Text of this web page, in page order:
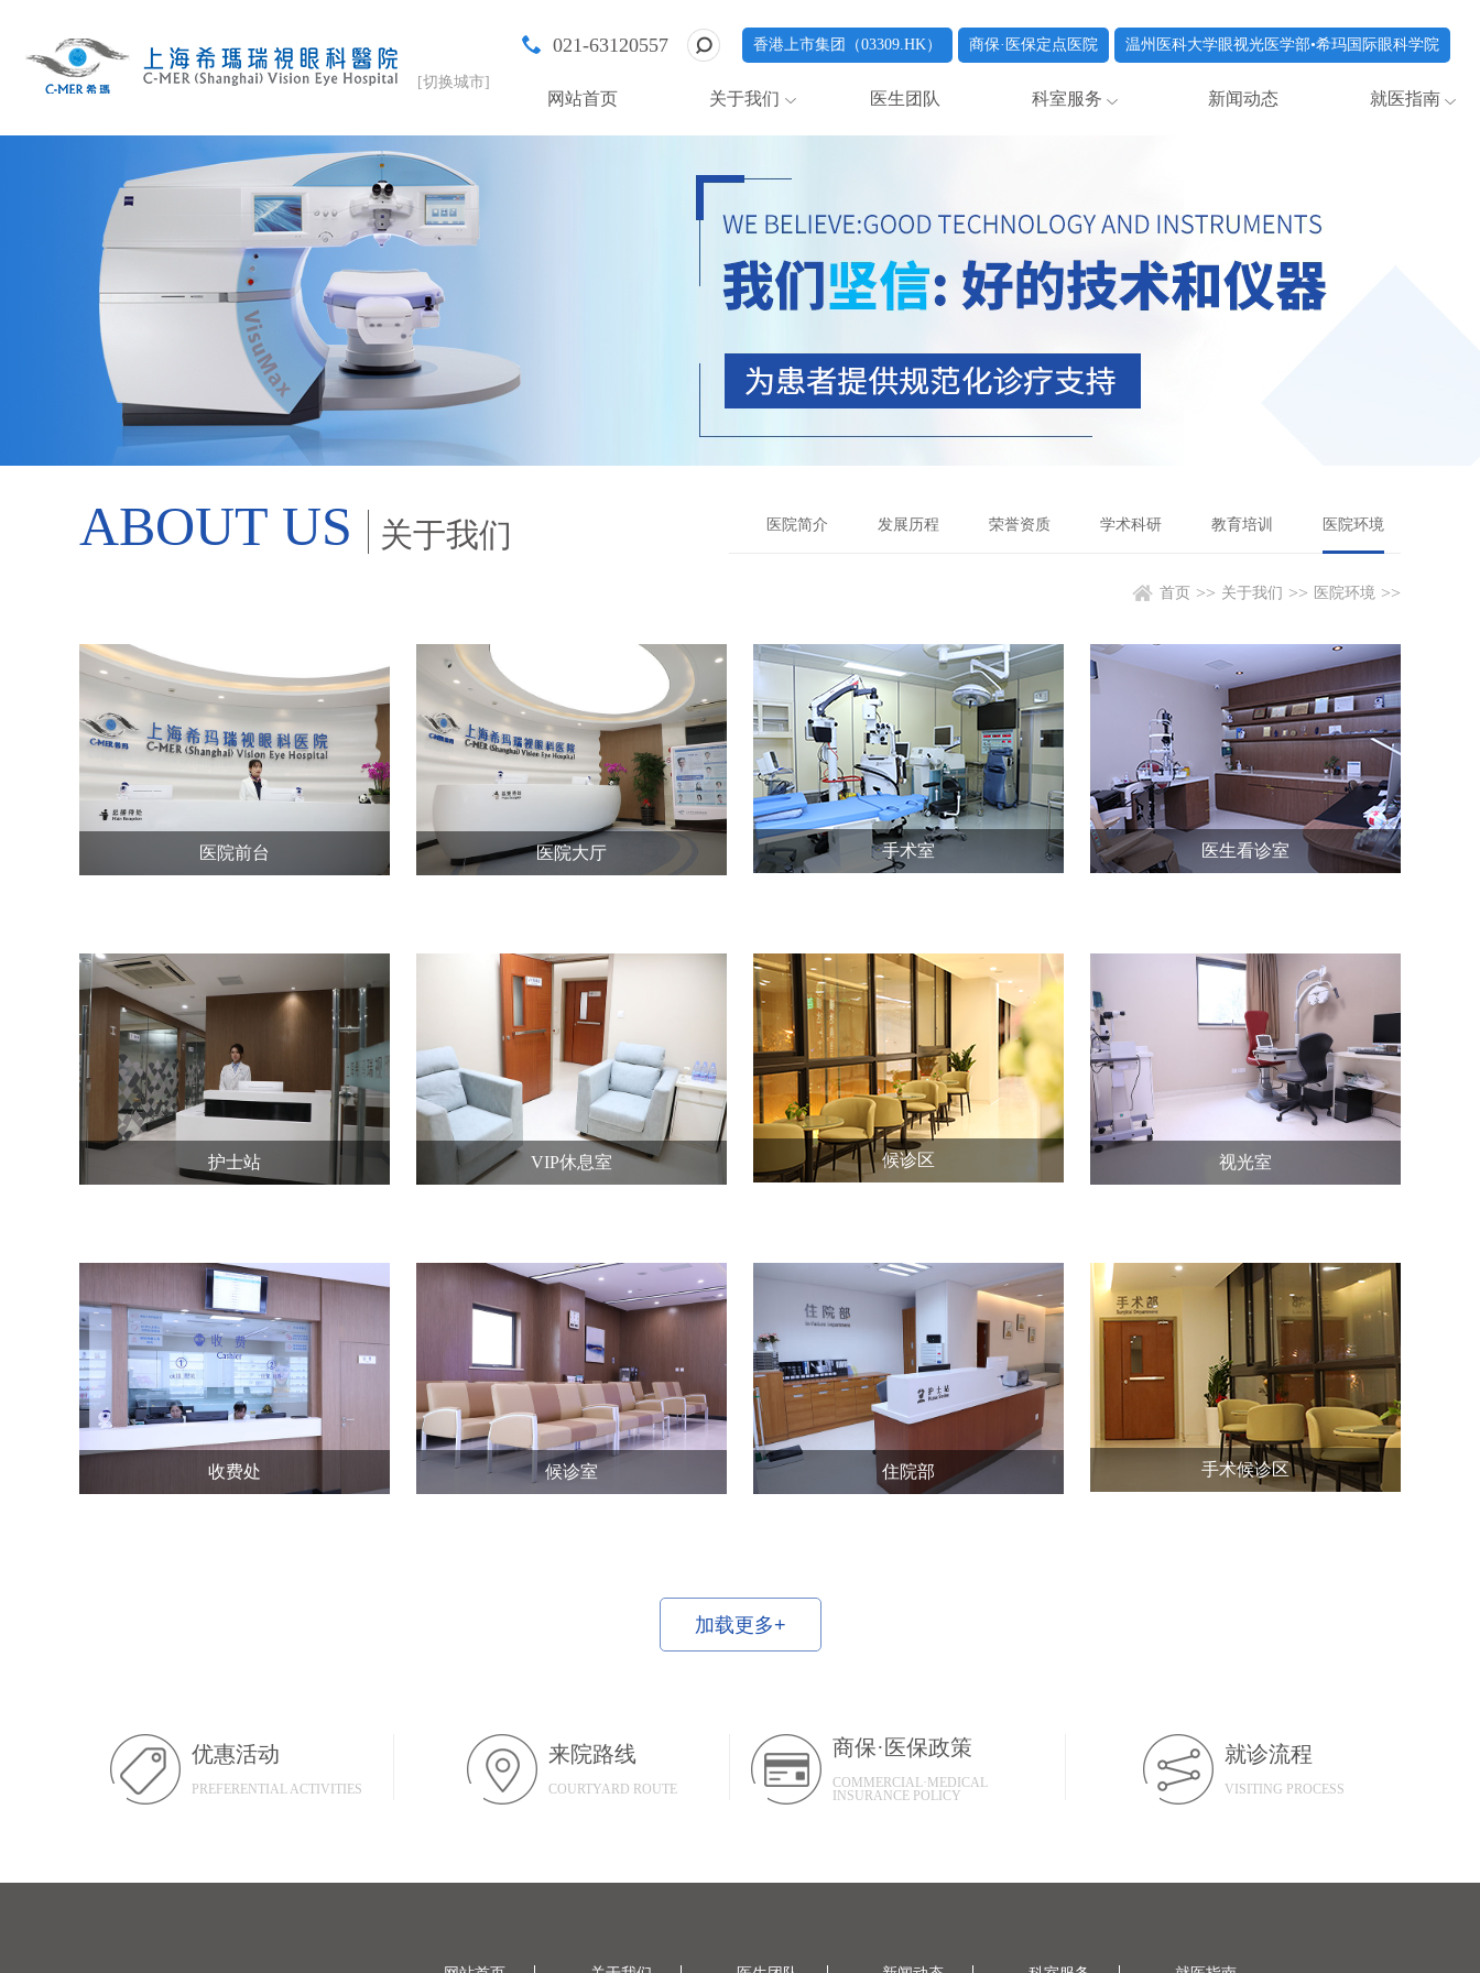
[切换城市]
021-63120557 香港上市集团（03309.HK） 商保·医保定点医院 温州医科大学眼视光医学部•希玛国际眼科学院
网站首页 关于我们 医生团队 科室服务 新闻动态 就医指南
ABOUT US 关于我们 医院简介 发展历程 荣誉资质 学术科研 教育培训 医院环境
首页 >> 关于我们 >> 医院环境 >>
医院前台 医院大厅 手术室 医生看诊室
护士站 VIP休息室 候诊区 视光室
收费处 候诊室 住院部 手术候诊区
加载更多+
优惠活动
PREFERENTIAL ACTIVITIES
来院路线
COURTYARD ROUTE
商保·医保政策
COMMERCIAL·MEDICAL
INSURANCE POLICY
就诊流程
VISITING PROCESS